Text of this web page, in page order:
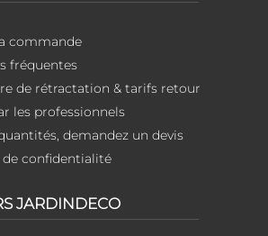
commande
fréquentes
de rétractation & tarifs retour
les professionnels
demandez un devis
confidentialité
JARDINDECO